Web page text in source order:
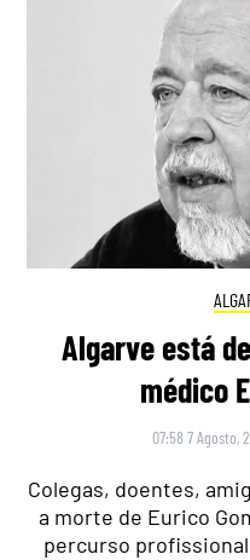
Algarve está
médico
07:58 7 Agosto,
Colegas, doentes,
a morte de Eurico
percurso